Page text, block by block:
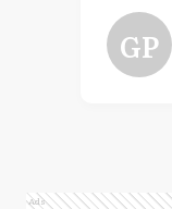
GP
Ads